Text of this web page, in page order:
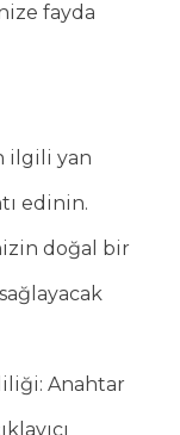
fayda
ilgili yan
edinin.
doğal bir
Anahtar